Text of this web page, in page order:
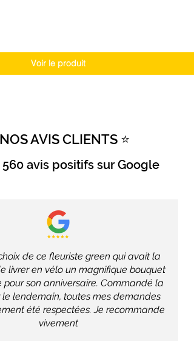
Voir le produit
NOS AVIS CLIENTS ⭐
avis positifssur Google
de ce fleuriste green qui avait la
livrer en vélo un magnifique bouquet
pour son anniversaire. Commandé la
le lendemain, toutes mes demandes
été respectées. Je recommande
vivement